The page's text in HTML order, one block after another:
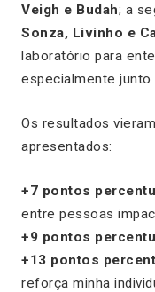
Veigh e Budah; a
Sonza, Livinho e
laboratório para
especialmente junto
Os resultados
apresentados:
+7 pontos
entre pessoas
+9 pontos
+13 pontos
reforça minha